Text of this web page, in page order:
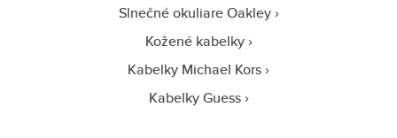
Slnečné okuliare Oakley
Kožené kabelky
Kabelky Michael Kors
Kabelky Guess